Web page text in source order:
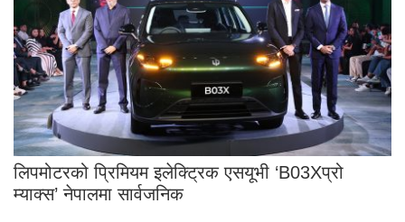
लिपमोटरको प्रिमियम इलेक्ट्रिक एसयूभी ‘B03Xप्रो
म्याक्स’ नेपालमा सार्वजनिक